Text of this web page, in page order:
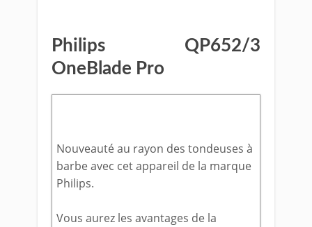
Philips QP652/3
OneBlade Pro
Nouveauté au rayon des tondeuses à
barbe avec cet appareil de la marque
Philips.
Vous aurez les avantages de la